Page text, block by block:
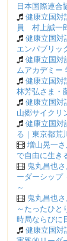
日本国際連合
健康立国対
員 村上誠一
健康立国対
エンパブリッ
健康立国対
ムアカデミー
健康立国対
林芳弘さま・
健康立国対
山郷サイクリ
健康立国対
る｜東京都
増山晃一
で自由に生
鬼丸昌也
ーダーシップ
～
鬼丸昌也
～たったひと
時局ならびに
健康立国対